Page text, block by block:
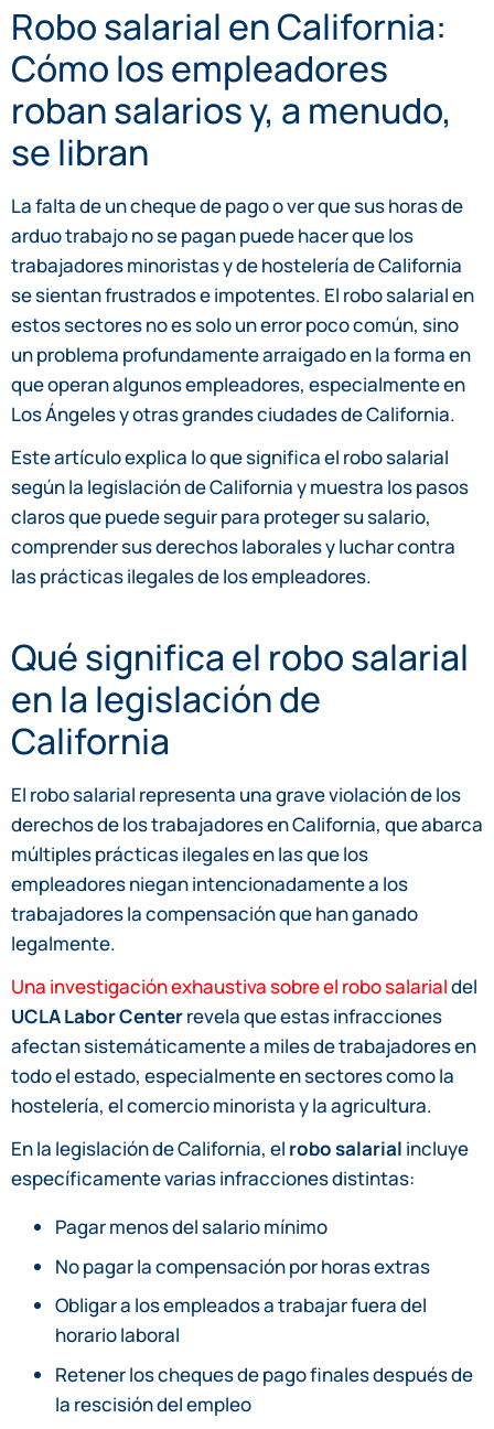
Robo salarial en California:
Cómo los empleadores
roban salarios y, a menudo,
se libran
La falta de un cheque de pago o ver que sus horas de
arduo trabajo no se pagan puede hacer que los
trabajadores minoristas y de hostelería de California
se sientan frustrados e impotentes. El robo salarial en
estos sectores no es solo un error poco común, sino
un problema profundamente arraigado en la forma en
que operan algunos empleadores, especialmente en
Los Ángeles y otras grandes ciudades de California.
Este artículo explica lo que significa el robo salarial
según la legislación de California y muestra los pasos
claros que puede seguir para proteger su salario,
comprender sus derechos laborales y luchar contra
las prácticas ilegales de los empleadores.
Qué significa el robo salarial
en la legislación de
California
El robo salarial representa una grave violación de los
derechos de los trabajadores en California, que abarca
múltiples prácticas ilegales en las que los
empleadores niegan intencionadamente a los
trabajadores la compensación que han ganado
legalmente.
Una investigación exhaustiva sobre el robo salarialdel
UCLA Labor Centerrevela que estas infracciones
afectan sistemáticamente a miles de trabajadores en
todo el estado, especialmente en sectores como la
hostelería, el comercio minorista y la agricultura.
En la legislación de California, el robo salarial incluye
específicamente varias infracciones distintas:
Pagar menos del salario mínimo
No pagar la compensación por horas extras
Obligar a los empleados a trabajar fuera del
horario laboral
Retener los cheques de pago finales después de
la rescisión del empleo